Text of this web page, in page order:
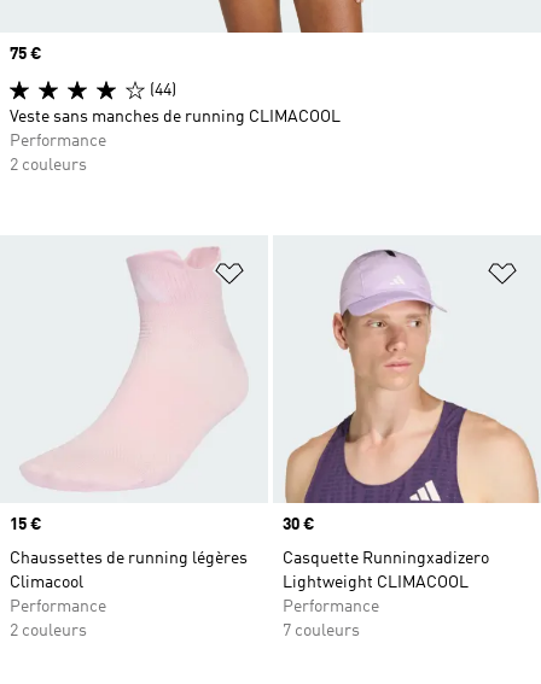
Ajouter à la Liste de produits
Prix
15 €
Chaussettes de running légères
Climacool
Performance
2 couleurs
Prix
30 €
Casquette Runningxadizero
Lightweight CLIMACOOL
Performance
7 couleurs
Prix
75 €
(44)
Veste sans manches de running CLIMACOOL
Performance
2 couleurs